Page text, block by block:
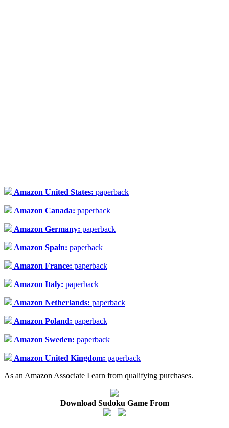
Amazon United States: paperback
Amazon Canada: paperback
Amazon Germany: paperback
Amazon Spain: paperback
Amazon France: paperback
Amazon Italy: paperback
Amazon Netherlands: paperback
Amazon Poland: paperback
Amazon Sweden: paperback
Amazon United Kingdom: paperback
As an Amazon Associate I earn from qualifying purchases.
Download Sudoku Game From